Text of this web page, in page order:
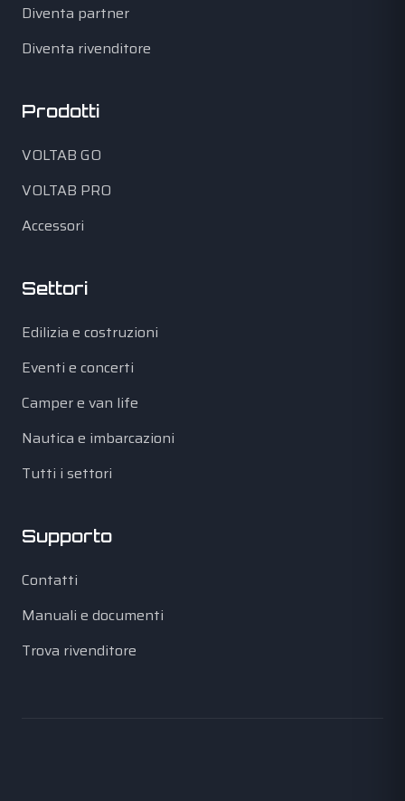
Diventa partner
Diventa rivenditore
Prodotti
VOLTAB GO
VOLTAB PRO
Accessori
Settori
Edilizia e costruzioni
Eventi e concerti
Camper e van life
Nautica e imbarcazioni
Tutti i settori
Supporto
Contatti
Manuali e documenti
Trova rivenditore